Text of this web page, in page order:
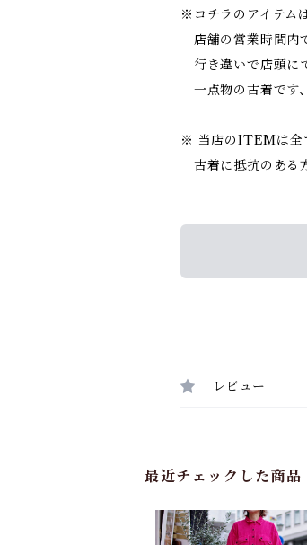
※コチラのアイテム
店舗の営業時間内
行き違いで店頭に
一点物の古着です
※ 当店のITEMは全
古着に抵抗のある
レビュー
最近チェックした商品